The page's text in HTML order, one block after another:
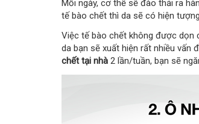
Mỗi ngày, cơ thể sẽ đào thải ra
tế bào chết thì da sẽ có hiện
Việc tế bào chết không được dọn
da bạn sẽ xuất hiện rất nhiều vấn
chết tại nhà 2 lần/tuần, bạn sẽ